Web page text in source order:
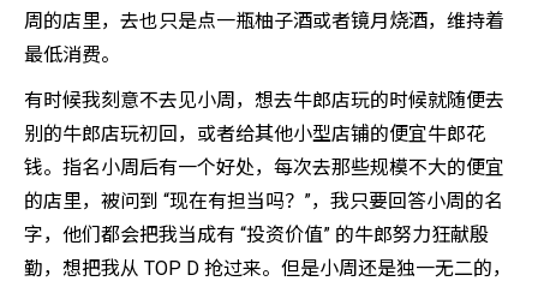
周的店里，去也只是点一瓶柚子酒或者镜月烧酒，维持着
最低消费。
有时候我刻意不去见小周，想去牛郎店玩的时候就随便去
别的牛郎店玩初回，或者给其他小型店铺的便宜牛郎花
钱。指名小周后有一个好处，每次去那些规模不大的便宜
的店里，被问到 “现在有担当吗？”，我只要回答小周的名
字，他们都会把我当成有 “投资价值” 的牛郎努力狂献殷
勤，想把我从 TOP D 抢过来。但是小周还是独一无二的，